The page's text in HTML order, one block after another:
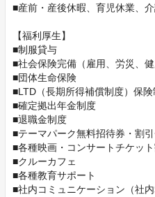
■産前・産後休暇、育児休業、
【福利厚生】
■制服貸与
■社会保険完備（雇用、労災、健
■団体生命保険
■LTD（長期所得補償制度）保険
■確定拠出年金制度
■退職金制度
■テーマパーク無料招待券・割
■各種映画・コンサートチケッ
■クルーカフェ
■各種教育サポート
■社内コミュニケーション（社内